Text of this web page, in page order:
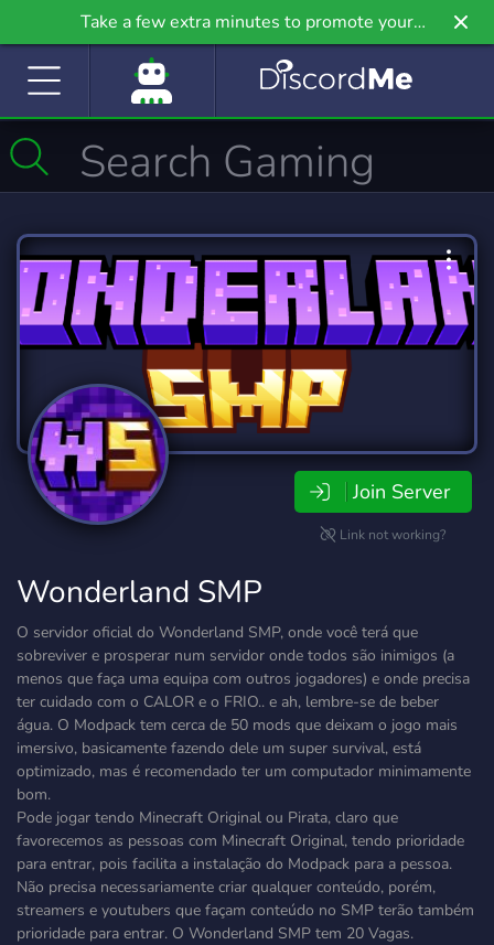
Take a few extra minutes to promote your
community even further on Griv.io, our newest
Join Server
Link not working?
Wonderland SMP
O servidor oficial do Wonderland SMP, onde você terá que
sobreviver e prosperar num servidor onde todos são inimigos (a
menos que faça uma equipa com outros jogadores) e onde precisa
ter cuidado com o CALOR e o FRIO.. e ah, lembre-se de beber
água. O Modpack tem cerca de 50 mods que deixam o jogo mais
imersivo, basicamente fazendo dele um super survival, está
optimizado, mas é recomendado ter um computador minimamente
bom.
Pode jogar tendo Minecraft Original ou Pirata, claro que
favorecemos as pessoas com Minecraft Original, tendo prioridade
para entrar, pois facilita a instalação do Modpack para a pessoa.
Não precisa necessariamente criar qualquer conteúdo, porém,
streamers e youtubers que façam conteúdo no SMP terão também
prioridade para entrar. O Wonderland SMP tem 20 Vagas.